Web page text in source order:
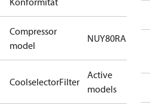
Compressor
model
NUY80RAb
CoolselectorFilter
Active
models